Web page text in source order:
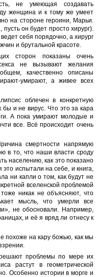
не умеющая создавать
женщина и к тому же умеет
на стороне героини, Марьи.
он будет просто хирург).
себя порядочно, а хирург
и брутальной красоте.
сторон показаны очень
не вызывают желания
качественно описаны
умирают, а живее всех
облечен в конкретную
бы и не вирус. Что это за кара
А пока умирают молодые и
все. Всё происходит очень
смертности напрямую
в то, что наши власти сроду
населению, как это показано
испытали на себе, и книга,
ни капли о том, как будут не
вселенской проблемой
никак не объясняют, что
мысль, что умерли все
не обосновали. Например,
и её я вряд ли отнесу к
похоже на кару божью, как мы
проблемы по мере их
растут в геометрической
Особенно истории в морге и